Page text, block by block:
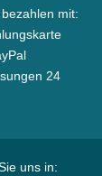
mit:
24
uns in: